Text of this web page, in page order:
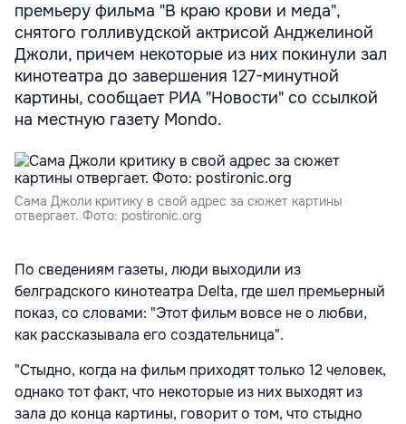
премьеру фильма "В краю крови и меда",
снятого голливудской актрисой Анджелиной
Джоли, причем некоторые из них покинули зал
кинотеатра до завершения 127-минутной
картины, сообщает РИА "Новости" со ссылкой
на местную газету Mondо.
Сама Джоли критику в свой адрес за сюжет картины
отвергает. Фото: postironic.org
По сведениям газеты, люди выходили из
белградского кинотеатра Delta, где шел премьерный
показ, со словами: "Этот фильм вовсе не о любви,
как рассказывала его создательница".
"Стыдно, когда на фильм приходят только 12 человек,
однако тот факт, что некоторые из них выходят из
зала до конца картины, говорит о том, что стыдно